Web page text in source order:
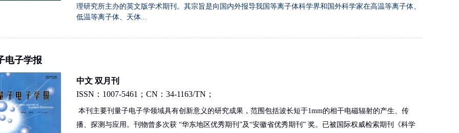
理研究所主办的英文版学术期刊。其宗旨是向国内外报导我国等离子体科学界和国外科学家在高温等离子体、
低温等离子体、天体...
电子学报
中文 双月刊
ISSN：1007-5461；CN：34-1163/TN；
本刊主要刊量子电子学领域具有创新意义的研究成果，范围包括波长短于1mm的相干电磁辐射的产生、传
播、探测与应用。刊物曾多次获 “华东地区优秀期刊”及“安徽省优秀期刊” 奖。已被国际权威检索期刊《科学